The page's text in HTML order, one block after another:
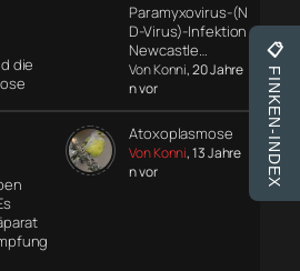
die
Paramyxovirus-(N
D-Virus)-Infektion
Newcastle…
Von Konni, 20 Jahre
n vor
Atoxoplasmose
Von Konni, 13 Jahre
n vor
📋
FINKEN-INDEX